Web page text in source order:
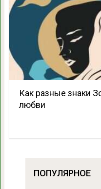
Как разные знаки
любви
ПОПУЛЯРНОЕ